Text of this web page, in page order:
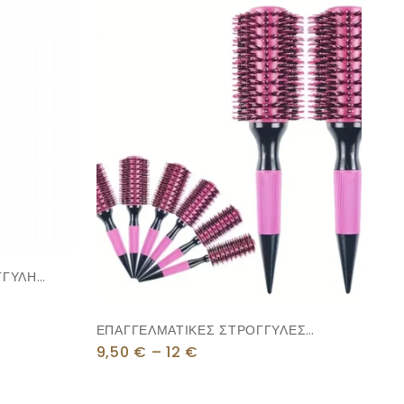
ΕΠΑΓΓΕΛΜΑΤΙΚΕΣ ΣΤΡΟΓΓΥΛΕΣ
ΧΤΕΝΕΣ (μωβ)
9,50 € – 12 €